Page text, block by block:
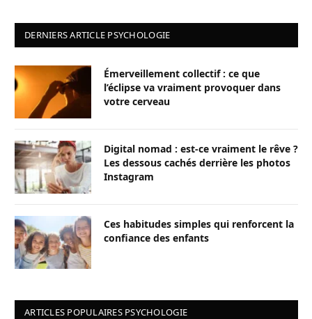
DERNIERS ARTICLE PSYCHOLOGIE
Émerveillement collectif : ce que
l’éclipse va vraiment provoquer dans
votre cerveau
Digital nomad : est-ce vraiment le rêve ?
Les dessous cachés derrière les photos
Instagram
Ces habitudes simples qui renforcent la
confiance des enfants
ARTICLES POPULAIRES PSYCHOLOGIE